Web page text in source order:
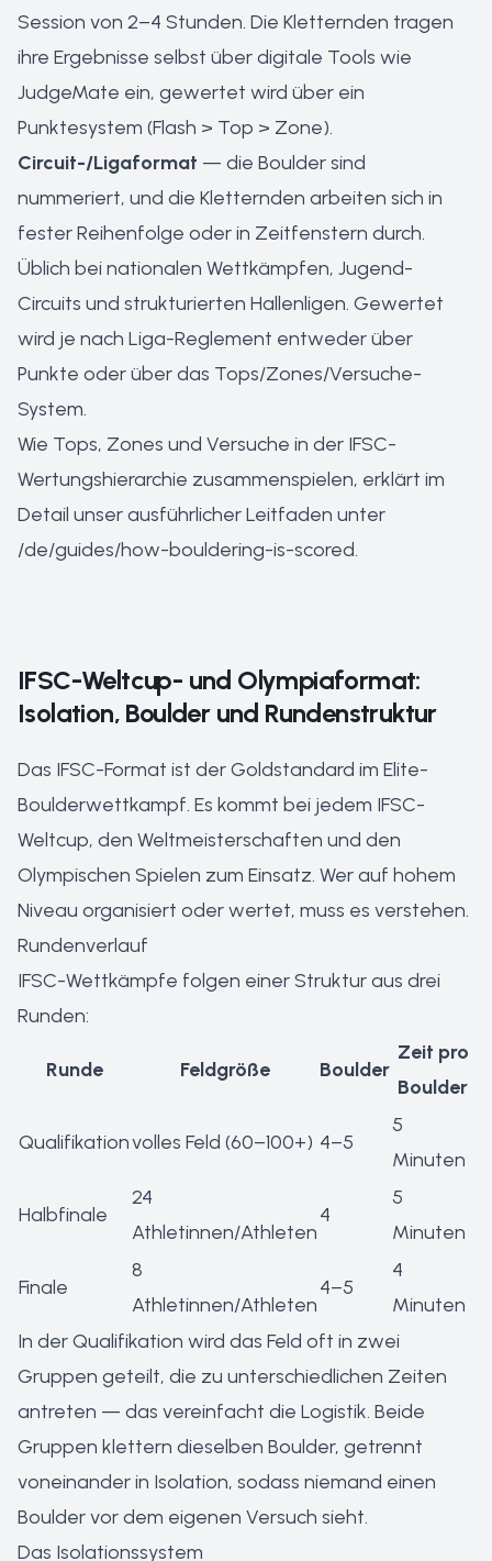
Session von 2–4 Stunden. Die Kletternden tragen
ihre Ergebnisse selbst über digitale Tools wie
JudgeMate ein, gewertet wird über ein
Punktesystem (Flash > Top > Zone).
Circuit-/Ligaformat — die Boulder sind
nummeriert, und die Kletternden arbeiten sich in
fester Reihenfolge oder in Zeitfenstern durch.
Üblich bei nationalen Wettkämpfen, Jugend-
Circuits und strukturierten Hallenligen. Gewertet
wird je nach Liga-Reglement entweder über
Punkte oder über das Tops/Zones/Versuche-
System.
Wie Tops, Zones und Versuche in der IFSC-
Wertungshierarchie zusammenspielen, erklärt im
Detail unser ausführlicher Leitfaden unter
/de/guides/how-bouldering-is-scored.
IFSC-Weltcup- und Olympiaformat:
Isolation, Boulder und Rundenstruktur
Das IFSC-Format ist der Goldstandard im Elite-
Boulderwettkampf. Es kommt bei jedem IFSC-
Weltcup, den Weltmeisterschaften und den
Olympischen Spielen zum Einsatz. Wer auf hohem
Niveau organisiert oder wertet, muss es verstehen.
Rundenverlauf
IFSC-Wettkämpfe folgen einer Struktur aus drei
Runden:
Runde Feldgröße Boulder
Zeit pro
Boulder
Qualifikationvolles Feld (60–100+) 4–5
5
Minuten
Halbfinale
24
Athletinnen/Athleten
4
5
Minuten
Finale
8
Athletinnen/Athleten
4–5
4
Minuten
In der Qualifikation wird das Feld oft in zwei
Gruppen geteilt, die zu unterschiedlichen Zeiten
antreten — das vereinfacht die Logistik. Beide
Gruppen klettern dieselben Boulder, getrennt
voneinander in Isolation, sodass niemand einen
Boulder vor dem eigenen Versuch sieht.
Das Isolationssystem